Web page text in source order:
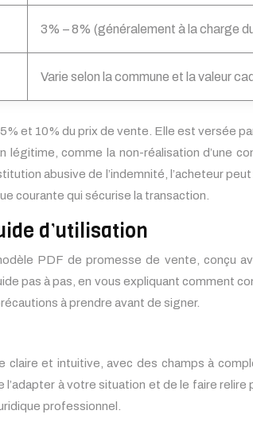
3% – 8% (généralement à la charge
Varie selon la commune et la valeur
et 10% du prix de vente. Elle est versée
légitime, comme la non-réalisation d’une
abusive de l’indemnité, l’acheteur
courante qui sécurise la transaction.
d’utilisation
PDF de promesse de vente, conçu
pas à pas, en vous expliquant comment
à prendre avant de signer.
et intuitive, avec des champs à
à votre situation et de le faire
professionnel.